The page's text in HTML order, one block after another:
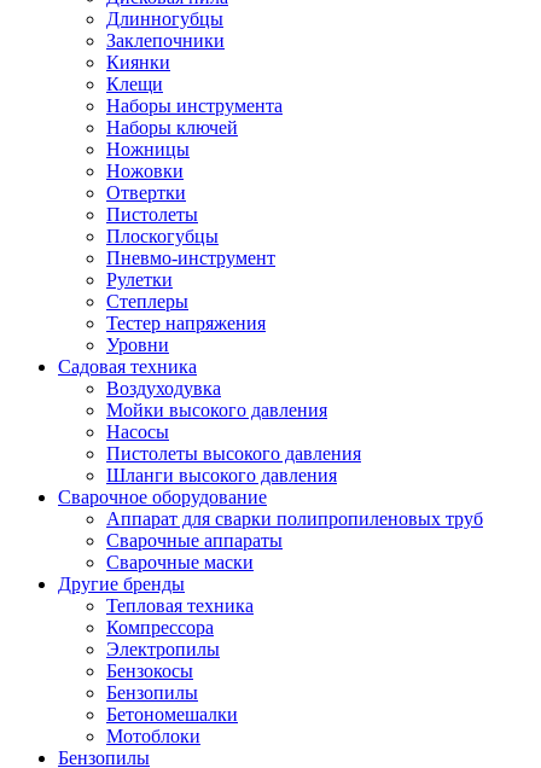
Длинногубцы
Заклепочники
Киянки
Клещи
Наборы инструмента
Наборы ключей
Ножницы
Ножовки
Отвертки
Пистолеты
Плоскогубцы
Пневмо-инструмент
Рулетки
Степлеры
Тестер напряжения
Уровни
Садовая техника
Воздуходувка
Мойки высокого давления
Насосы
Пистолеты высокого давления
Шланги высокого давления
Сварочное оборудование
Аппарат для сварки полипропиленовых труб
Сварочные аппараты
Сварочные маски
Другие бренды
Тепловая техника
Компрессора
Электропилы
Бензокосы
Бензопилы
Бетономешалки
Мотоблоки
Бензопилы